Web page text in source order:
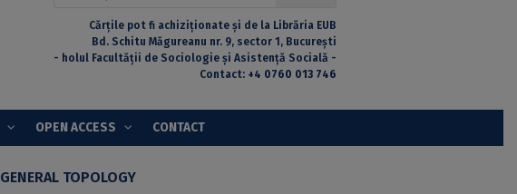
Cărțile pot fi achiziționate și de la Librăria EUB
Bd. Schitu Măgureanu nr. 9, sector 1, București
- holul Facultății de Sociologie și Asistență Socială -
Contact: +4 0760 013 746
OPEN ACCESS CONTACT
GENERAL TOPOLOGY